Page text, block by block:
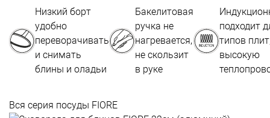
Низкий борт
удобно
переворачивать
и снимать
блины и оладьи
Бакелитовая
ручка не
нагревается,
не скользит
в руке
подходит
типов
высокую
Вся серия посуды FIORE